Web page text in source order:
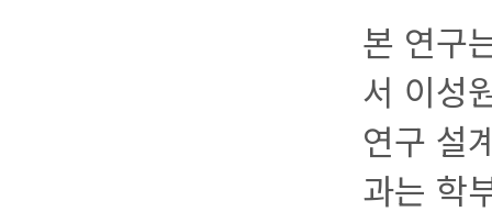
본 연구
서 이성
연구 설
과는 학